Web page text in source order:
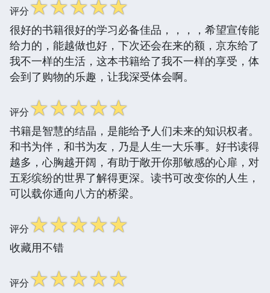
评分☆☆☆☆☆
很好的书籍很好的学习必备佳品，，，，希望宣传能
给力的，能越做也好，下次还会在来的额，京东给了
我不一样的生活，这本书籍给了我不一样的享受，体
会到了购物的乐趣，让我深受体会啊。
评分☆☆☆☆☆
书籍是智慧的结晶，是能给予人们未来的知识权者。
和书为伴，和书为友，乃是人生一大乐事。好书读得
越多，心胸越开阔，有助于敞开你那敏感的心扉，对
五彩缤纷的世界了解得更深。读书可改变你的人生，
可以载你通向八方的桥梁。
评分☆☆☆☆☆
收藏用不错
评分☆☆☆☆☆